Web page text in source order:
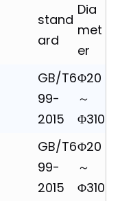
stand
ard
Dia
met
er
GB/T6
99-
2015
Φ20
～
Φ310
GB/T6
99-
2015
Φ20
～
Φ310